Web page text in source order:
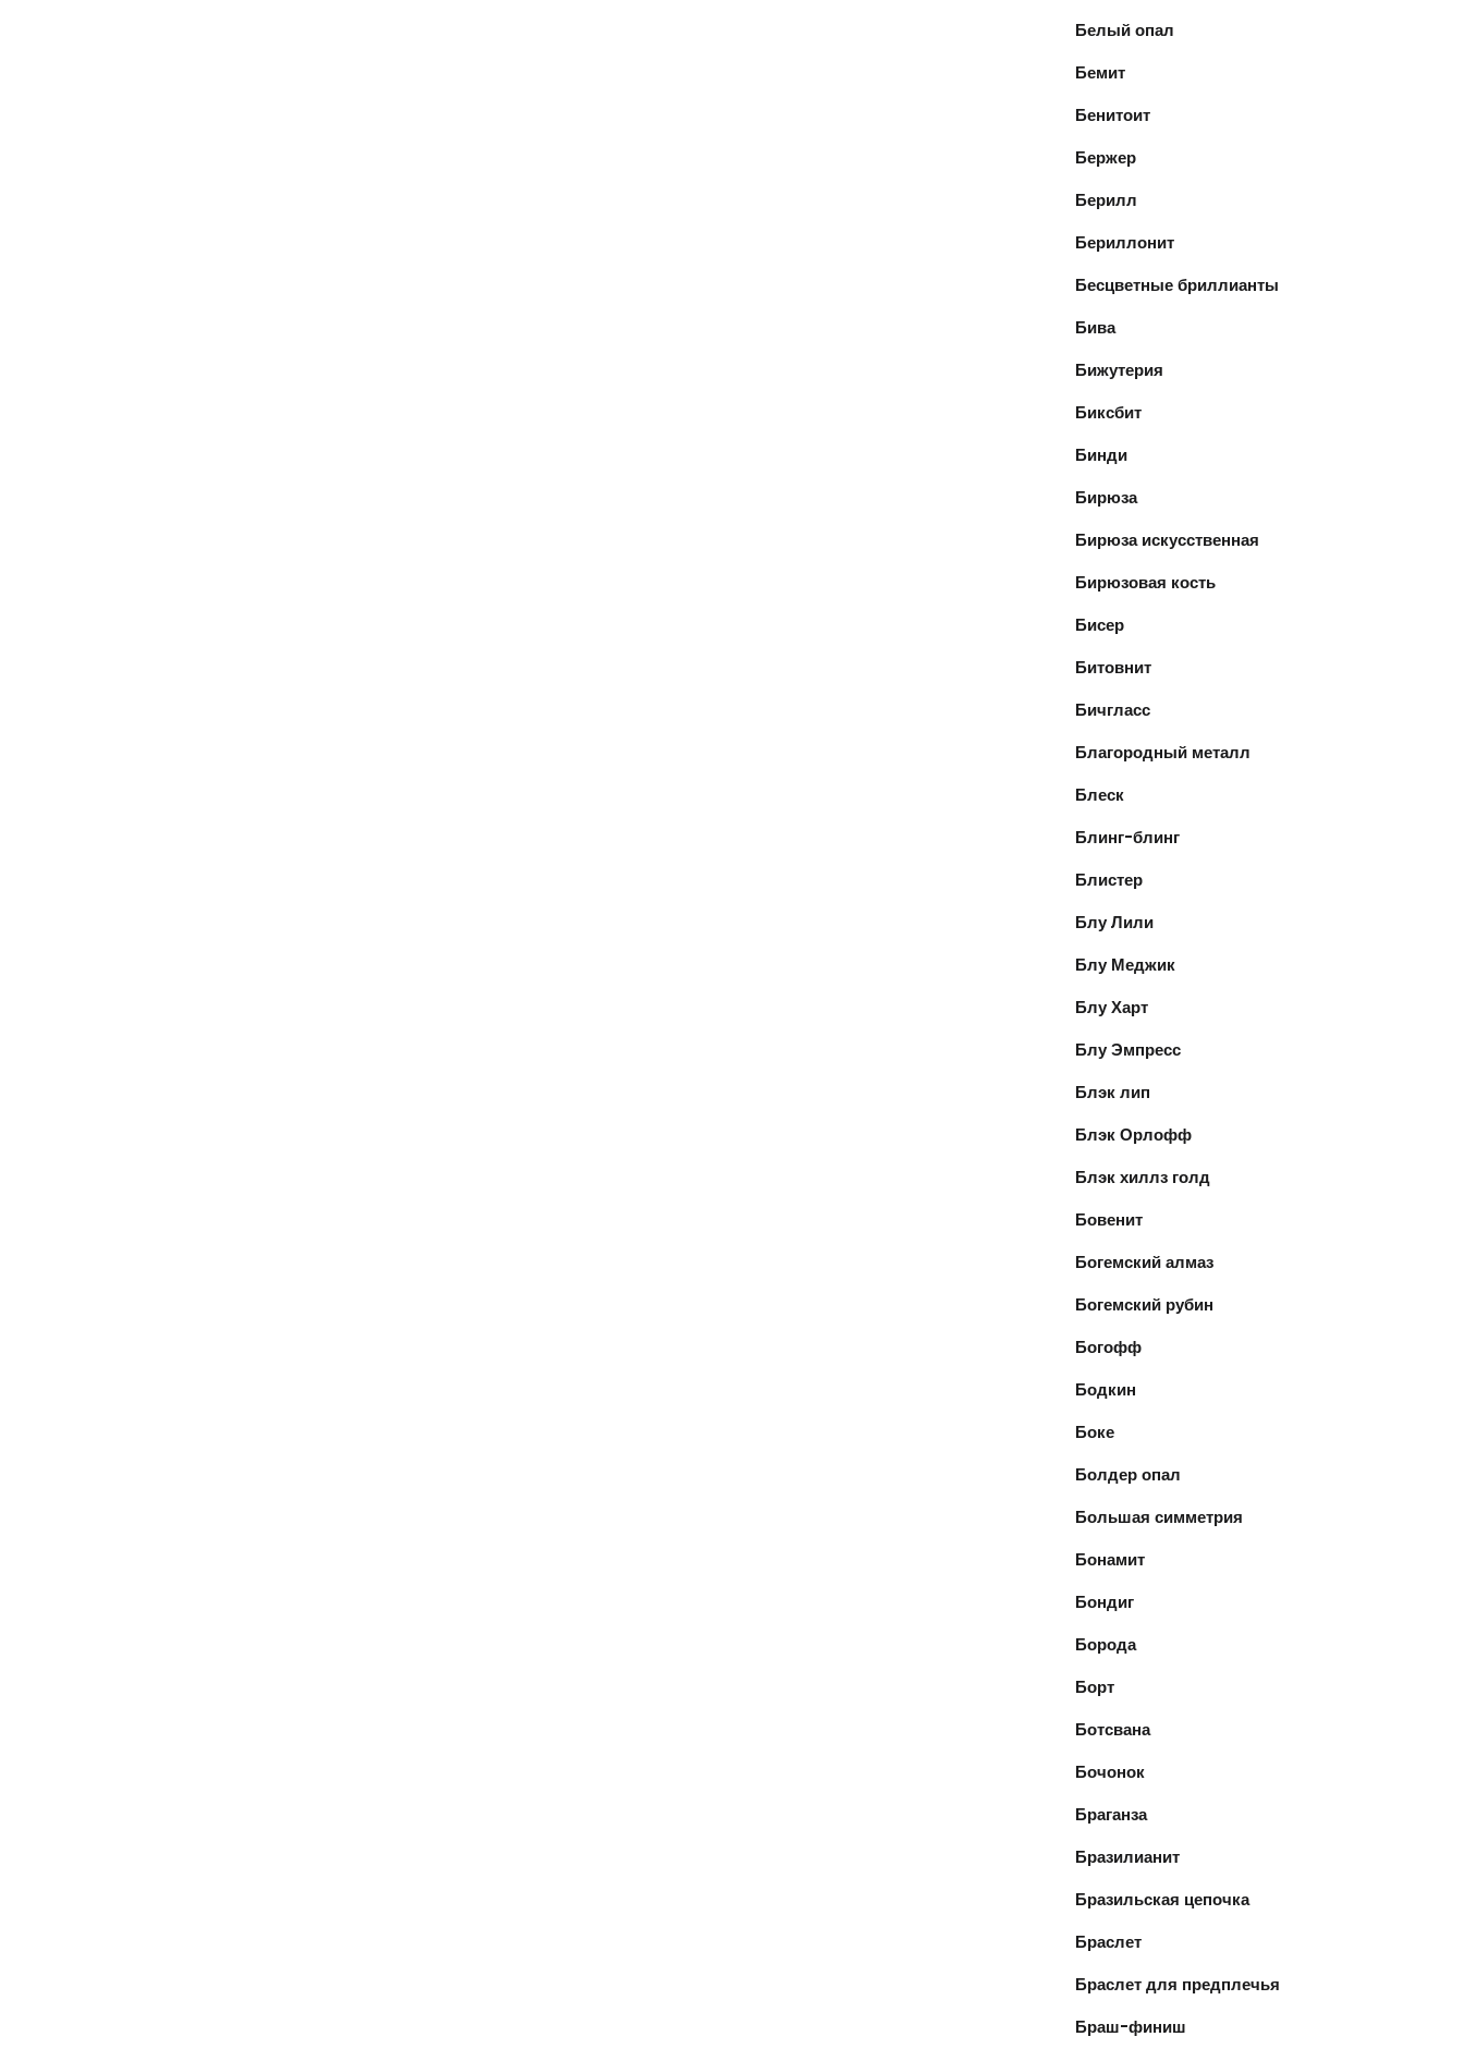
Белый опал
Бемит
Бенитоит
Бержер
Берилл
Бериллонит
Бесцветные бриллианты
Бива
Бижутерия
Биксбит
Бинди
Бирюза
Бирюза искусственная
Бирюзовая кость
Бисер
Битовнит
Бичгласс
Благородный металл
Блеск
Блинг-блинг
Блистер
Блу Лили
Блу Меджик
Блу Харт
Блу Эмпресс
Блэк лип
Блэк Орлофф
Блэк хиллз голд
Бовенит
Богемский алмаз
Богемский рубин
Богофф
Бодкин
Боке
Болдер опал
Большая симметрия
Бонамит
Бондиг
Борода
Борт
Ботсвана
Бочонок
Браганза
Бразилианит
Бразильская цепочка
Браслет
Браслет для предплечья
Браш-финиш